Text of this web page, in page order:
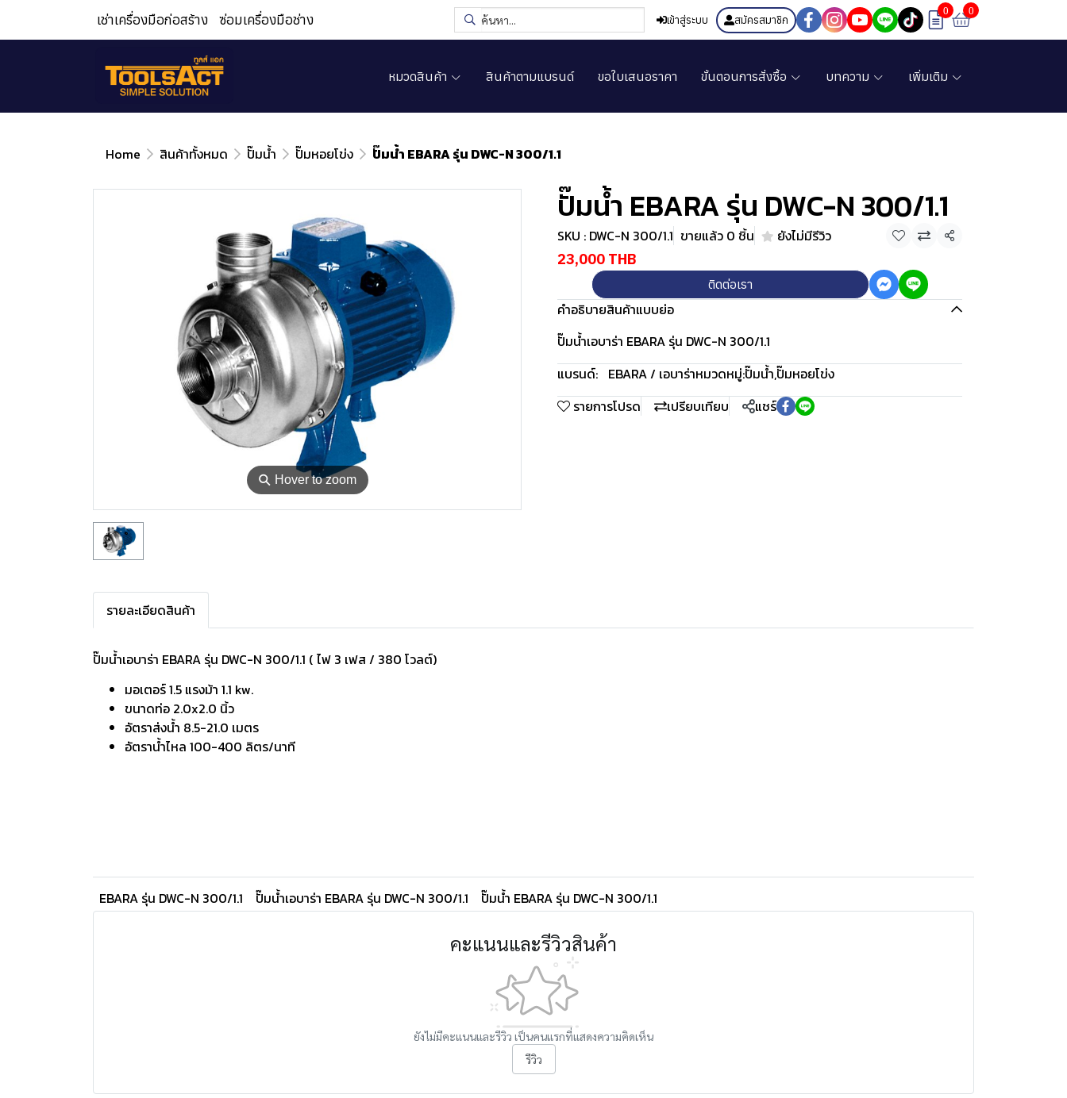
เช่าเครื่องมือก่อสร้าง ซ่อมเครื่องมือช่าง เข้าสู่ระบบ สมัครสมาชิก
0 0
หมวดสินค้า สินค้าตามแบรนด์ ขอใบเสนอราคา ขั้นตอนการสั่งซื้อ บทความ เพิ่มเติม
Home สินค้าทั้งหมด ปั๊มน้ำ ปั๊มหอยโข่ง ปั๊มน้ำ EBARA รุ่น DWC-N 300/1.1
⚲ Hover to zoom
ปั๊มน้ำ EBARA รุ่น DWC-N 300/1.1
SKU : DWC-N 300/1.1 ขายแล้ว 0 ชิ้น ยังไม่มีรีวิว แชร์
23,000 THB
ติดต่อเรา
คำอธิบายสินค้าแบบย่อ
ปั๊มน้ำเอบาร่า EBARA รุ่น DWC-N 300/1.1
แบรนด์: EBARA / เอบาร่าหมวดหมู่:ปั๊มน้ำ,ปั๊มหอยโข่ง
รายการโปรด
เปรียบเทียบ แชร์
รายละเอียดสินค้า
ปั๊มน้ำเอบาร่า EBARA รุ่น DWC-N 300/1.1 ( ไฟ 3 เฟส / 380 โวลต์)
มอเตอร์ 1.5 แรงม้า 1.1 kw.
ขนาดท่อ 2.0x2.0 นิ้ว
อัตราส่งน้ำ 8.5-21.0 เมตร
อัตราน้ำไหล 100-400 ลิตร/นาที
EBARA รุ่น DWC-N 300/1.1 ปั๊มน้ำเอบาร่า EBARA รุ่น DWC-N 300/1.1 ปั๊มน้ำ EBARA รุ่น DWC-N 300/1.1
คะแนนและรีวิวสินค้า
ยังไม่มีคะแนนและรีวิว เป็นคนแรกที่แสดงความคิดเห็น
รีวิว